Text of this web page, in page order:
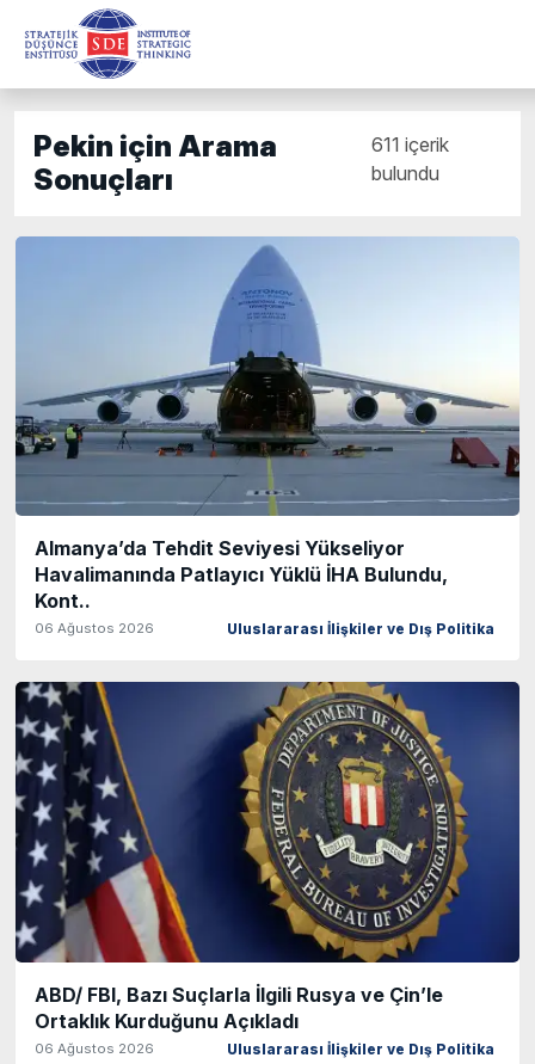
Pekin için Arama
Sonuçları
611 içerik
bulundu
Almanya’da Tehdit Seviyesi Yükseliyor
Havalimanında Patlayıcı Yüklü İHA Bulundu,
Kont..
06 Ağustos 2026 Uluslararası İlişkiler ve Dış Politika
ABD/ FBI, Bazı Suçlarla İlgili Rusya ve Çin’le
Ortaklık Kurduğunu Açıkladı
06 Ağustos 2026 Uluslararası İlişkiler ve Dış Politika